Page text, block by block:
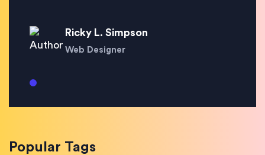
Ricky L. Simpson
Web Designer
Popular Tags